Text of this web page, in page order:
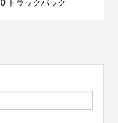
0 トラックバック